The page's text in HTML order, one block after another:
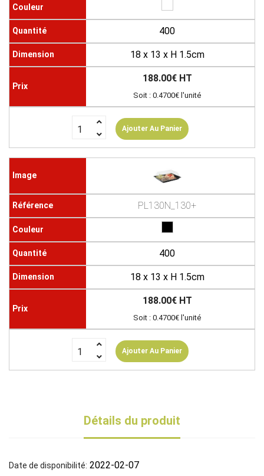
400
18 x 13 x H 1.5cm
188.00€ HT
Soit : 0.4700€ l'unité
Ajouter Au Panier
PL130N_130+
400
18 x 13 x H 1.5cm
188.00€ HT
Soit : 0.4700€ l'unité
Ajouter Au Panier
Détails du produit
Date de disponibilité: 2022-02-07